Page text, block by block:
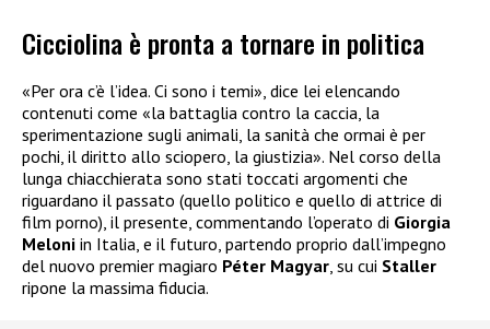
Cicciolina è pronta a tornare in politica
«Per ora c’è l’idea. Ci sono i temi», dice lei elencando
contenuti come «la battaglia contro la caccia, la
sperimentazione sugli animali, la sanità che ormai è per
pochi, il diritto allo sciopero, la giustizia». Nel corso della
lunga chiacchierata sono stati toccati argomenti che
riguardano il passato (quello politico e quello di attrice di
film porno), il presente, commentando l’operato di Giorgia
Meloni in Italia, e il futuro, partendo proprio dall’impegno
del nuovo premier magiaro Péter Magyar , su cui Staller
ripone la massima fiducia.